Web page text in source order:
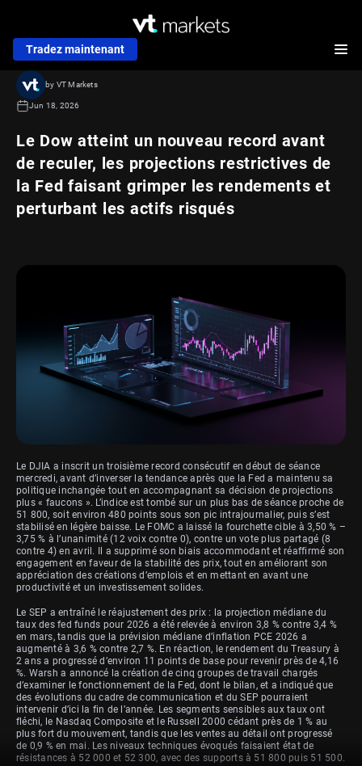
Tradez maintenant
Le Dow atteint un nouveau record avant
de reculer, les projections restrictives de
la Fed faisant grimper les rendements et
perturbant les actifs risqués
by VT Markets
Jun 18, 2026
Le DJIA a inscrit un troisième record consécutif en début de séance
mercredi, avant d’inverser la tendance après que la Fed a maintenu sa
politique inchangée tout en accompagnant sa décision de projections
plus « faucons ». L’indice est tombé sur un plus bas de séance proche de
51 800, soit environ 480 points sous son pic intrajournalier, puis s’est
stabilisé en légère baisse. Le FOMC a laissé la fourchette cible à 3,50 % –
3,75 % à l’unanimité (12 voix contre 0), contre un vote plus partagé (8
contre 4) en avril. Il a supprimé son biais accommodant et réaffirmé son
engagement en faveur de la stabilité des prix, tout en améliorant son
appréciation des créations d’emplois et en mettant en avant une
productivité et un investissement solides.
Le SEP a entraîné le réajustement des prix : la projection médiane du
taux des fed funds pour 2026 a été relevée à environ 3,8 % contre 3,4 %
en mars, tandis que la prévision médiane d’inflation PCE 2026 a
augmenté à 3,6 % contre 2,7 %. En réaction, le rendement du Treasury à
2 ans a progressé d’environ 11 points de base pour revenir près de 4,16
%. Warsh a annoncé la création de cinq groupes de travail chargés
d’examiner le fonctionnement de la Fed, dont le bilan, et a indiqué que
des évolutions du cadre de communication et du SEP pourraient
intervenir d’ici la fin de l’année. Les segments sensibles aux taux ont
fléchi, le Nasdaq Composite et le Russell 2000 cédant près de 1 % au
plus fort du mouvement, tandis que les ventes au détail ont progressé
de 0,9 % en mai. Les niveaux techniques évoqués faisaient état de
résistances à 52 000 et 52 300, avec des supports à 51 800 puis 51 500.